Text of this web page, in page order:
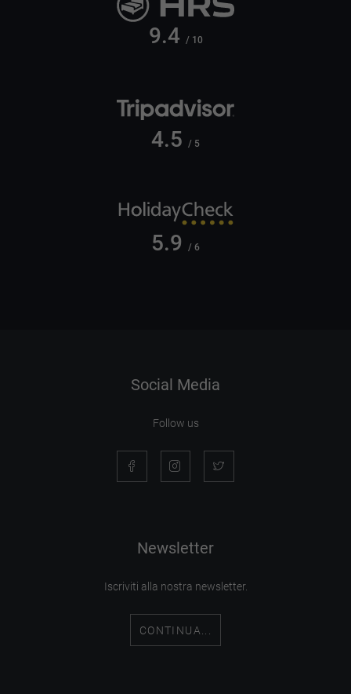
9.4 / 10
4.5 / 5
5.9 / 6
Social Media
Follow us
Newsletter
Iscriviti alla nostra newsletter.
CONTINUA...